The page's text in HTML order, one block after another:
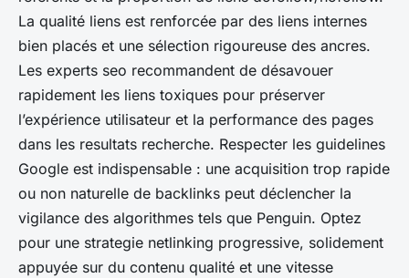
La qualité liens est renforcée par des liens internes
bien placés et une sélection rigoureuse des ancres.
Les experts seo recommandent de désavouer
rapidement les liens toxiques pour préserver
l’expérience utilisateur et la performance des pages
dans les resultats recherche. Respecter les guidelines
Google est indispensable : une acquisition trop rapide
ou non naturelle de backlinks peut déclencher la
vigilance des algorithmes tels que Penguin. Optez
pour une strategie netlinking progressive, solidement
appuyée sur du contenu qualité et une vitesse